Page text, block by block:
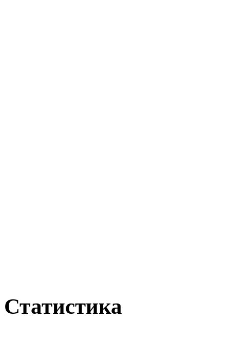
Статистика